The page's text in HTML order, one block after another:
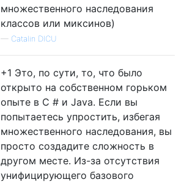
множественного наследования
классов или миксинов)
— Catalin DICU
+1 Это, по сути, то, что было
открыто на собственном горьком
опыте в C # и Java. Если вы
попытаетесь упростить, избегая
множественного наследования, вы
просто создадите сложность в
другом месте. Из-за отсутствия
унифицирующего базового